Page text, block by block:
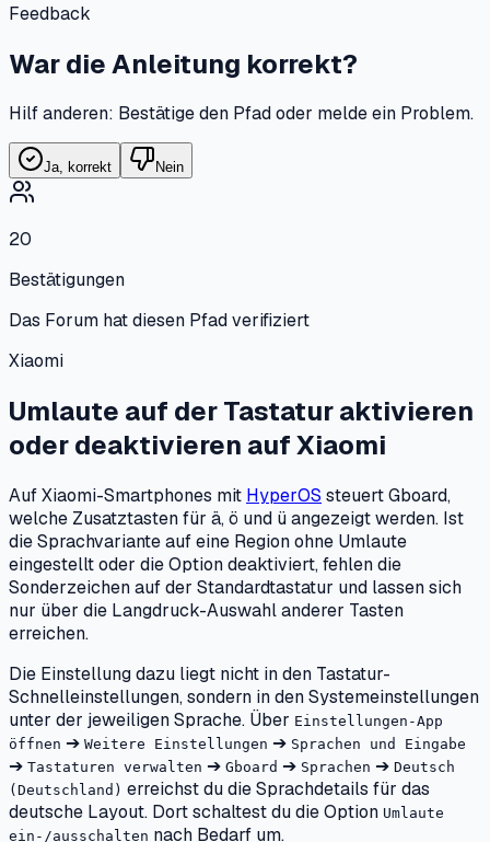
Feedback
War die Anleitung korrekt?
Hilf anderen: Bestätige den Pfad oder melde ein Problem.
Ja, korrekt Nein
20
Bestätigungen
Das Forum hat diesen Pfad verifiziert
Xiaomi
Umlaute auf der Tastatur aktivieren
oder deaktivieren aufXiaomi
Auf Xiaomi-Smartphones mit HyperOS steuert Gboard,
welche Zusatztasten für ä, ö und ü angezeigt werden. Ist
die Sprachvariante auf eine Region ohne Umlaute
eingestellt oder die Option deaktiviert, fehlen die
Sonderzeichen auf der Standardtastatur und lassen sich
nur über die Langdruck-Auswahl anderer Tasten
erreichen.
Die Einstellung dazu liegt nicht in den Tastatur-
Schnelleinstellungen, sondern in den Systemeinstellungen
unter der jeweiligen Sprache. Über Einstellungen-App
öffnen ➔ Weitere Einstellungen ➔ Sprachen und Eingabe
➔ Tastaturen verwalten ➔ Gboard ➔ Sprachen ➔ Deutsch
(Deutschland) erreichst du die Sprachdetails für das
deutsche Layout. Dort schaltest du die Option Umlaute
ein-/ausschalten nach Bedarf um.